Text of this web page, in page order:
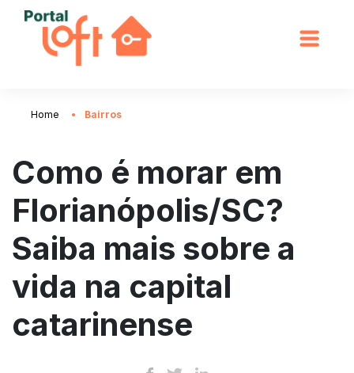
Home Bairros
Como é morar em
Florianópolis/SC?
Saiba mais sobre a
vida na capital
catarinense